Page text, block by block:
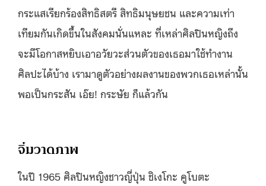
กระแสเรียกร้องสิทธิสตรี สิทธิมนุษยชน และความเท่า
เทียมกันเกิดขึ้นในสังคมนั่นแหละ ที่เหล่าศิลปินหญิงถึง
จะมีโอกาสหยิบเอาอวัยวะส่วนตัวของเธอมาใช้ทำงาน
ศิลปะได้บ้าง เรามาดูตัวอย่างผลงานของพวกเธอเหล่านั้น
พอเป็นกระสัน เอ๊ย! กระษัย ก็แล้วกัน
จิ๋มวาดภาพ
ในปี 1965 ศิลปินหญิงชาวญี่ปุ่น ชิเงโกะ คูโบตะ